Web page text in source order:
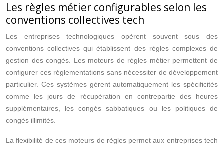
Les règles métier configurables selon les
conventions collectives tech
Les entreprises technologiques opèrent souvent sous des
conventions collectives qui établissent des règles complexes de
gestion des congés. Les moteurs de règles métier permettent de
configurer ces réglementations sans nécessiter de développement
particulier. Ces systèmes gèrent automatiquement les spécificités
comme les jours de récupération en contrepartie des heures
supplémentaires, les congés sabbatiques ou les politiques de
congés illimités.
La flexibilité de ces moteurs de règles permet aux entreprises tech